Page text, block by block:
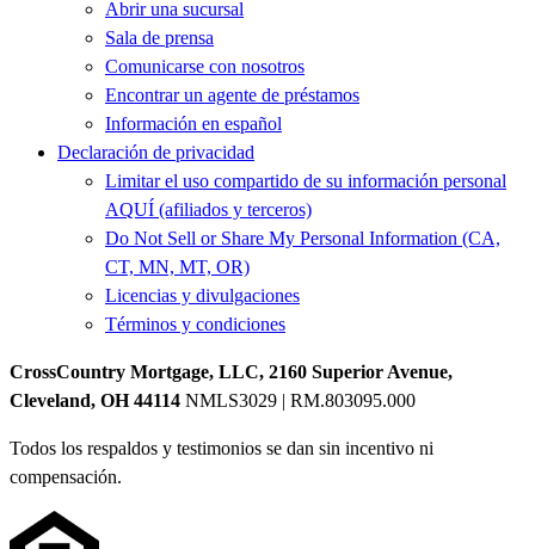
Abrir una sucursal
Sala de prensa
Comunicarse con nosotros
Encontrar un agente de préstamos
Información en español
Declaración de privacidad
Limitar el uso compartido de su información personal
AQUÍ (afiliados y terceros)
Do Not Sell or Share My Personal Information (CA,
CT, MN, MT, OR)
Licencias y divulgaciones
Términos y condiciones
CrossCountry Mortgage, LLC, 2160 Superior Avenue,
Cleveland, OH 44114 NMLS3029 | RM.803095.000
Todos los respaldos y testimonios se dan sin incentivo ni
compensación.